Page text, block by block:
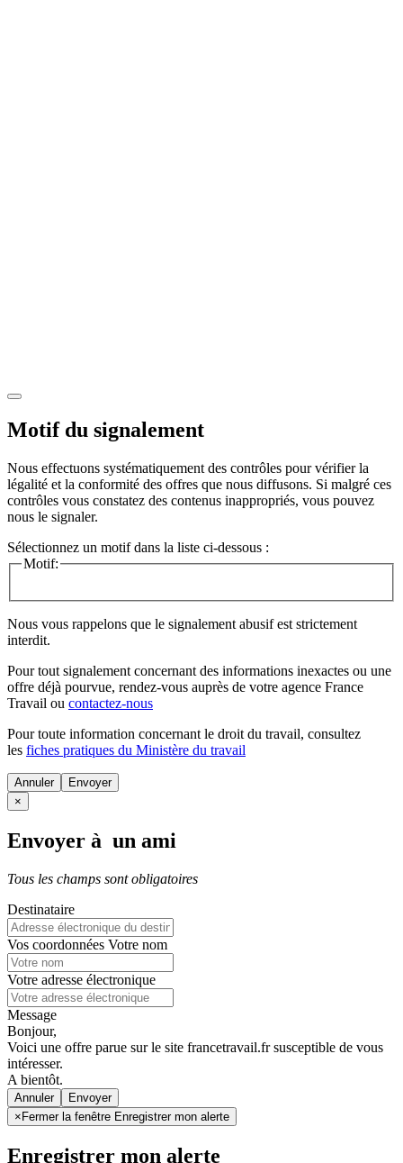
Motif du signalement
Nous effectuons systématiquement des contrôles pour vérifier la
légalité et la conformité des offres que nous diffusons. Si malgré ces
contrôles vous constatez des contenus inappropriés, vous pouvez
nous le signaler.
Sélectionnez un motif dans la liste ci-dessous :
Motif:
Nous vous rappelons que le signalement abusif est strictement
interdit.
Pour tout signalement concernant des informations inexactes ou une
offre déjà pourvue, rendez-vous auprès de votre agence France
Travail ou contactez-nous
Pour toute information concernant le droit du travail, consultez
les fiches pratiques du Ministère du travail
Annuler
×
Envoyer à un ami
Tous les champs sont obligatoires
Destinataire
Vos coordonnées Votre nom
Votre adresse électronique
Message
Bonjour,
Voici une offre parue sur le site francetravail.fr susceptible de vous
intéresser.
A bientôt.
Annuler
× Fermer la fenêtre Enregistrer mon alerte
Enregistrer mon alerte